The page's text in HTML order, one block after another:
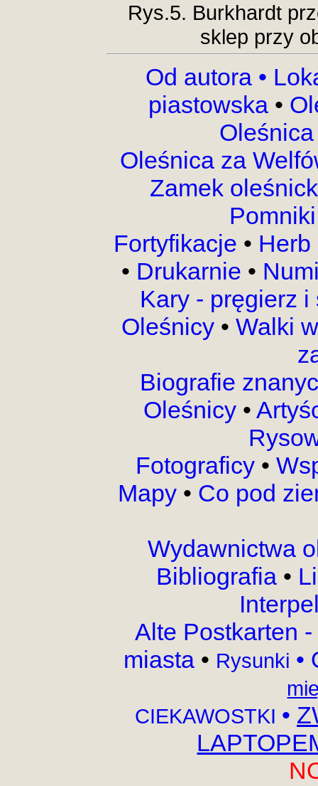
Rys.5. Burkhardt
sklep przy
Od autora •
piastowska •
Oleśnica za
Zamek
Fortyfikacje •
• Drukarnie •
Kary - pręgierz
Oleśnicy • Walki
Biografie
Oleśnicy •
Fotograficy •
Mapy • Co pod
Wydawnictwa
Bibliografia •
Alte Postkarten
miasta • Rysunki •
CIEKAWOSTKI •